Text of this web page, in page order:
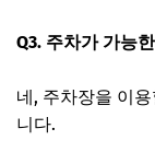
Q3. 주차가 가능
네, 주차장을 이
니다.